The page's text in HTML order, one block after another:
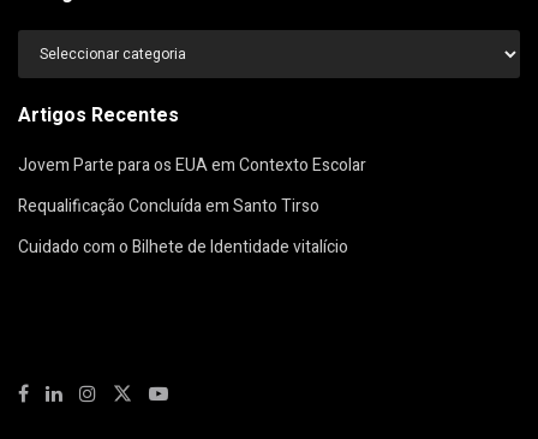
Categorias
Artigos Recentes
Jovem Parte para os EUA em Contexto Escolar
Requalificação Concluída em Santo Tirso
Cuidado com o Bilhete de Identidade vitalício